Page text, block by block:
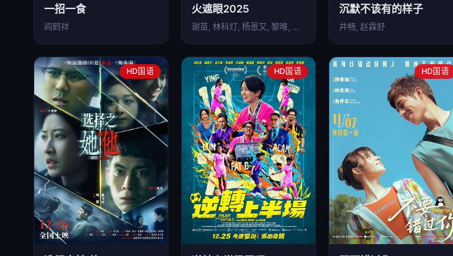
一招一食
阎鹤祥
火遮眼2025
谢苗, 林科灯, 杨恩又, 黎唯, 岩永丞威, 萨哈贾克…
沉默不该有的样子
井畅, 赵霖舒
HD国语 HD国语 HD国语